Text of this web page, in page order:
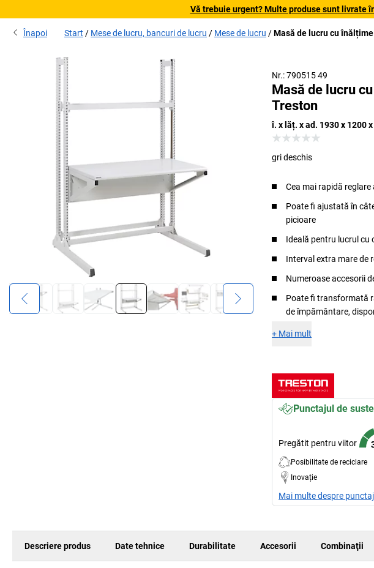
Vă trebuie urgent? Multe produse sunt livrate
Înapoi Start Mese de lucru, bancuri de lucru Mese de lucru Masă de lucru cu
Nr.: 790515 49
Masă de lucru
Treston
î. x lăț. x ad. 1930 x 1200
gri deschis
Cea mai rapidă
Poate fi ajustată în
picioare
Ideală pentru lucrul cu
Interval extra mare de
Numeroase accesorii
Poate fi transformată
de împământare,
+ Mai mult
Punctajul de
Pregătit pentru viitor
Posibilitate de reciclare
Inovație
Mai multe despre punctaj
Descriere produs Date tehnice Durabilitate Accesorii Combinaţii